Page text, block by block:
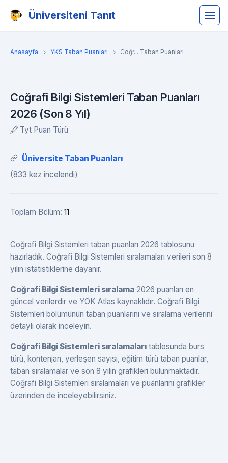
Üniversiteni Tanıt
Anasayfa YKS Taban Puanları Coğr... Taban Puanları
Coğrafi Bilgi Sistemleri Taban Puanları
2026 (Son 8 Yıl)
Tyt Puan Türü
Üniversite Taban Puanları
(833 kez incelendi)
Toplam Bölüm: 11
Coğrafi Bilgi Sistemleri taban puanları 2026 tablosunu
hazırladık. Coğrafi Bilgi Sistemleri sıralamaları verileri son 8
yılın istatistiklerine dayanır.
Coğrafi Bilgi Sistemleri sıralama 2026 puanları en
güncel verilerdir ve YÖK Atlas kaynaklıdır. Coğrafi Bilgi
Sistemleri bölümünün taban puanlarını ve sıralama verilerini
detaylı olarak inceleyin.
Coğrafi Bilgi Sistemleri sıralamaları tablosunda burs
türü, kontenjan, yerleşen sayısı, eğitim türü taban puanlar,
taban sıralamalar ve son 8 yılın grafikleri bulunmaktadır.
Coğrafi Bilgi Sistemleri sıralamaları ve puanlarını grafikler
üzerinden de inceleyebilirsiniz.